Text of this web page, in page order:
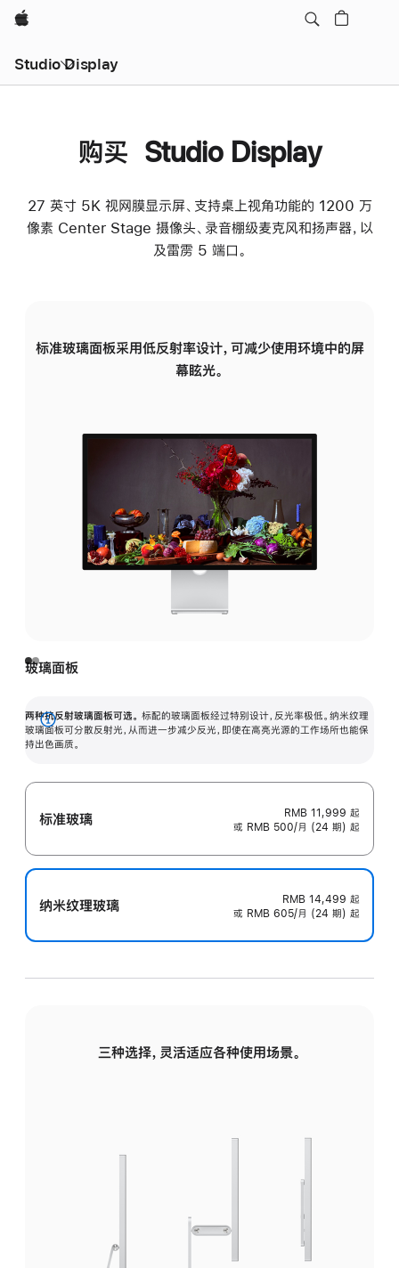
Apple
Studio Display
购买 Studio Display
27 英寸 5K 视网膜显示屏、支持桌上视角功能的 1200 万
像素 Center Stage 摄像头、录音棚级麦克风和扬声器，以
及雷雳 5 端口。
标准玻璃面板采用低反射率设计，可减少使用环境中的屏
幕眩光。
玻璃面板
两种抗反射玻璃面板可选。 标配的玻璃面板经过特别设计，反光率极低。纳米纹理
玻璃面板可分散反射光，从而进一步减少反光，即使在高亮光源的工作场所也能保
持出色画质。
展
开
标准玻璃 RMB 11,999 起
或 RMB 500/月 (24 期) 起
纳米纹理玻璃 RMB 14,499 起
或 RMB 605/月 (24 期) 起
三种选择，灵活适应各种使用场景。